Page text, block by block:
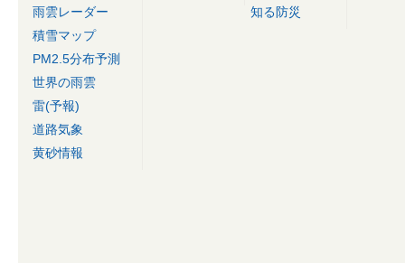
雨雲レーダー
積雪マップ
PM2.5分布予測
世界の雨雲
雷(予報)
道路気象
黄砂情報
知る防災